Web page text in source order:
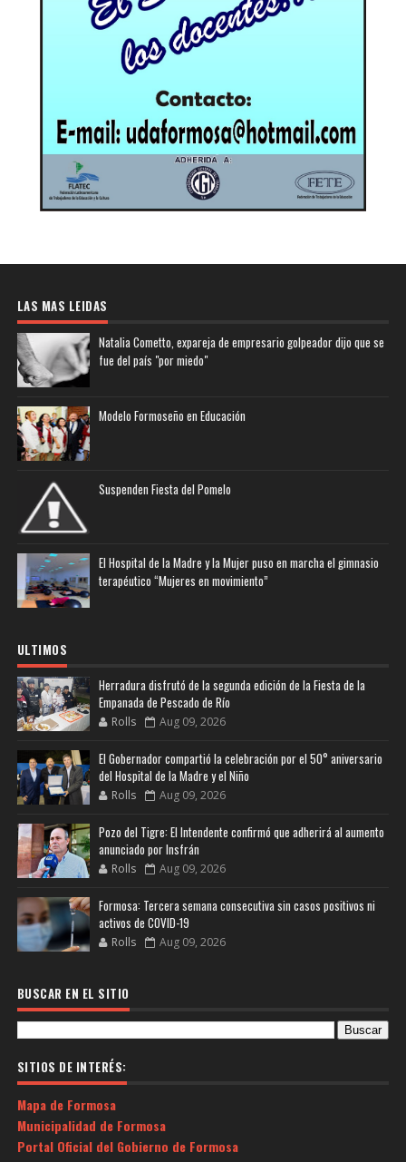
LAS MAS LEIDAS
Natalia Cometto, expareja de empresario golpeador dijo que se
fue del país "por miedo"
Modelo Formoseño en Educación
Suspenden Fiesta del Pomelo
El Hospital de la Madre y la Mujer puso en marcha el gimnasio
terapéutico “Mujeres en movimiento”
ULTIMOS
Herradura disfrutó de la segunda edición de la Fiesta de la
Empanada de Pescado de Río
Rolls Aug 09, 2026
El Gobernador compartió la celebración por el 50° aniversario
del Hospital de la Madre y el Niño
Rolls Aug 09, 2026
Pozo del Tigre: El Intendente confirmó que adherirá al aumento
anunciado por Insfrán
Rolls Aug 09, 2026
Formosa: Tercera semana consecutiva sin casos positivos ni
activos de COVID-19
Rolls Aug 09, 2026
BUSCAR EN EL SITIO
SITIOS DE INTERÉS:
Mapa de Formosa
Municipalidad de Formosa
Portal Oficial del Gobierno de Formosa